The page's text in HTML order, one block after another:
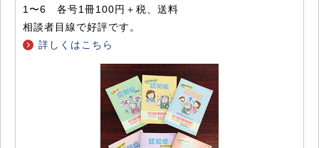
1〜6 各号1冊100円＋税、送料
相談者目線で好評です。
詳しくはこちら